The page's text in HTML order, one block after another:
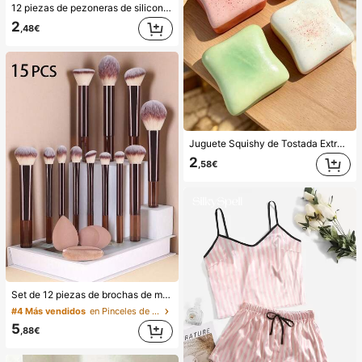
12 piezas de pezoneras de silicona reutilizables con efecto levantamiento de seno, cubrepezones invisibles para mujeres
2 ,48€
Set de 12 piezas de brochas de maquillaje profesional, mangos ergonómicos y cerdas suaves, adecuado para rubor, polvo, corrector, sombra de ojos, base de maquillaje, portátil para viajes, regalo ideal para mujeres, estético
#4 Más vendidos en Pinceles de maquillaje con bolsa Juegos De Pinc
5,88€
Juguete Squishy de Tostada Extra Grande, Tostada de Mantequilla Super Suave Juguete Anti-Estrés para Apretar, Disponible en Rosa, Amarillo, Blanco y Verde, Juguete Squishy Anti-Estrés -- Perfecto para Regalos de Cumpleaños y Festivos, Pequeños Regalos Sorpresa Diarios, Kawaii, Elevador del Ánimo
2 ,58€